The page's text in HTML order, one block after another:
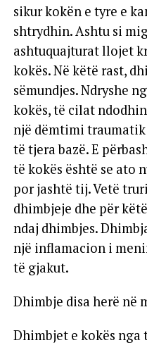
sikur kokën e tyre e
shtrydhin. Ashtu si
ashtuquajturat llojet
kokës. Në këtë rast,
sëmundjes. Ndryshe
kokës, të cilat
një dëmtimi
të tjera bazë. E
të kokës është se ato
por jashtë tij. Vetë
dhimbjeje dhe për
ndaj dhimbjes.
një inflamacion i
të gjakut.
Dhimbje disa herë në
Dhimbjet e kokës